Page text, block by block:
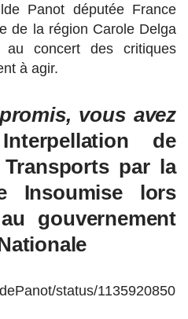
Panot députée France
de la région Carole Delga
au concert des critiques
à agir.
vous avez
Interpellation de
parla
Insoumise lors
gouvernement
status/1135920850